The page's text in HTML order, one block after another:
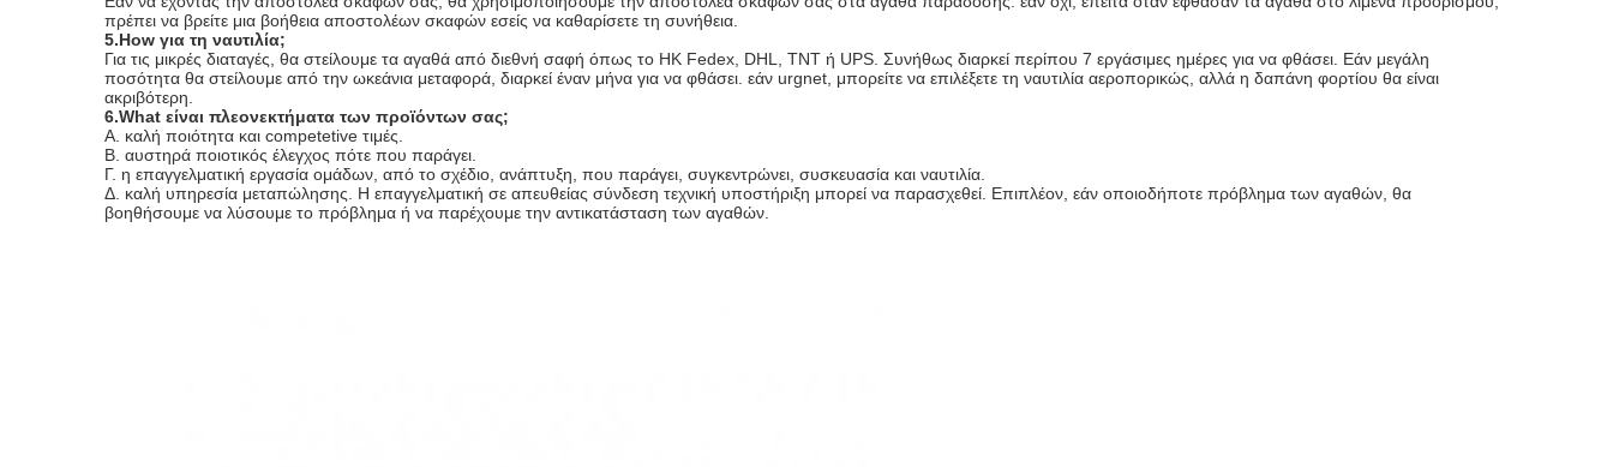
πρέπει να βρείτε μια βοήθεια αποστολέων σκαφών εσείς να καθαρίσετε τη συνήθεια.
5.How για τη ναυτιλία;
Για τις μικρές διαταγές, θα στείλουμε τα αγαθά από διεθνή σαφή όπως το HK Fedex, DHL, TNT ή UPS. Συνήθως διαρκεί περίπου 7 εργάσιμες ημέρες για να φθάσει. Εάν μεγάλη
ποσότητα θα στείλουμε από την ωκεάνια μεταφορά, διαρκεί έναν μήνα για να φθάσει. εάν urgnet, μπορείτε να επιλέξετε τη ναυτιλία αεροπορικώς, αλλά η δαπάνη φορτίου θα είναι
ακριβότερη.
6.What είναι πλεονεκτήματα των προϊόντων σας;
Α. καλή ποιότητα και competetive τιμές.
Β. αυστηρά ποιοτικός έλεγχος πότε που παράγει.
Γ. η επαγγελματική εργασία ομάδων, από το σχέδιο, ανάπτυξη, που παράγει, συγκεντρώνει, συσκευασία και ναυτιλία.
Δ. καλή υπηρεσία μεταπώλησης. Η επαγγελματική σε απευθείας σύνδεση τεχνική υποστήριξη μπορεί να παρασχεθεί. Επιπλέον, εάν οποιοδήποτε πρόβλημα των αγαθών, θα
βοηθήσουμε να λύσουμε το πρόβλημα ή να παρέχουμε την αντικατάσταση των αγαθών.